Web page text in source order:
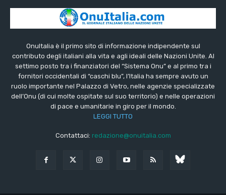
OnuItalia è il primo sito di informazione indipendente sul
contributo degli italiani alla vita e agli ideali delle Nazioni Unite. Al
settimo posto tra i finanziatori del “Sistema Onu” e al primo tra i
fornitori occidentali di “caschi blu”, l’Italia ha sempre avuto un
ruolo importante nel Palazzo di Vetro, nelle agenzie specializzate
dell’Onu (di cui molte ospitate sul suo territorio) e nelle operazioni
di pace e umanitarie in giro per il mondo.
LEGGI TUTTO
Contattaci: redazione@onuitalia.com